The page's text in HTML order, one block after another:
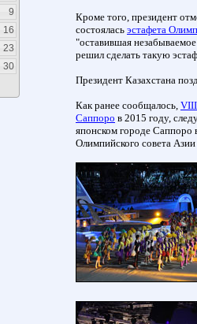
9
16
23
30
Кроме того, президент
состоялась эстафета
"оставившая
решил сделать такую
Президент Казахстана
Как ранее сообщалось, VIII
Саппоро в 2015 году,
японском городе Саппоро
Олимпийского совета